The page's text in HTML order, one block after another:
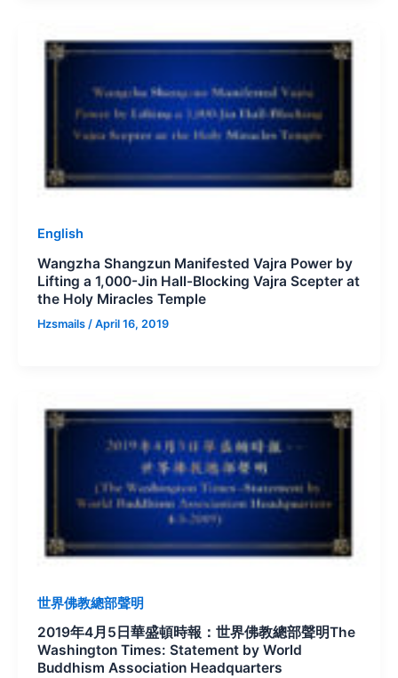
English
Wangzha Shangzun Manifested Vajra Power by
Lifting a 1,000-Jin Hall-Blocking Vajra Scepter at
the Holy Miracles Temple
Hzsmails / April 16, 2019
世界佛教總部聲明
2019年4月5日華盛頓時報：世界佛教總部聲明The
Washington Times: Statement by World
Buddhism Association Headquarters